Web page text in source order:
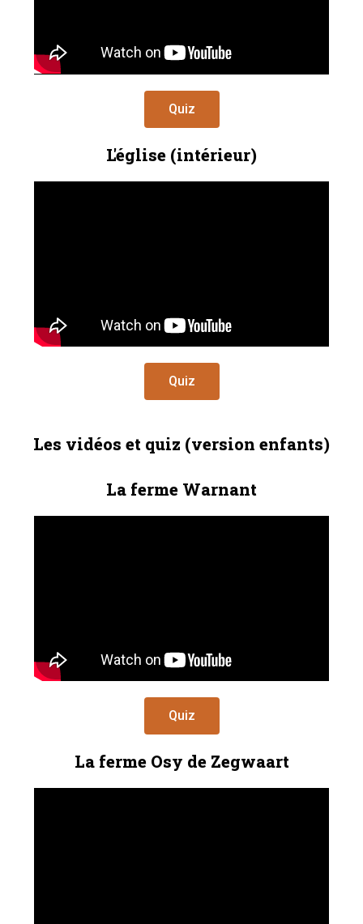
Quiz
L'église (intérieur)
Quiz
Les vidéos et quiz (version enfants)
La ferme Warnant
Quiz
La ferme Osy de Zegwaart